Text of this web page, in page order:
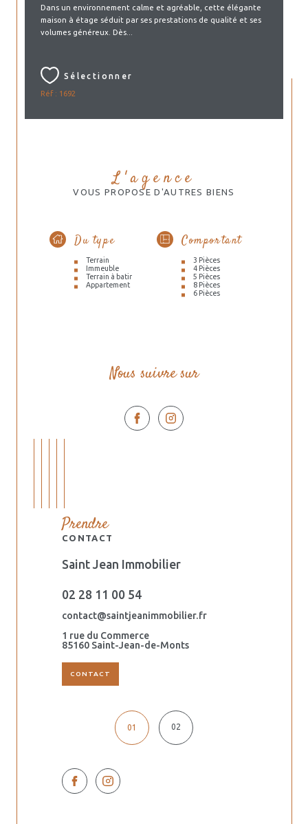
Dans un environnement calme et agréable, cette élégante
maison à étage séduit par ses prestations de qualité et ses
volumes généreux. Dès...
Sélectionner
Réf : 1692
L'agence
VOUS PROPOSE D'AUTRES BIENS
Du type
Terrain
Immeuble
Terrain à batir
Appartement
Comportant
3 Pièces
4 Pièces
5 Pièces
8 Pièces
6 Pièces
Nous suivre sur
Prendre
CONTACT
Saint Jean Immobilier
02 28 11 00 54
contact@saintjeanimmobilier.fr
1 rue du Commerce
85160 Saint-Jean-de-Monts
CONTACT
01 02